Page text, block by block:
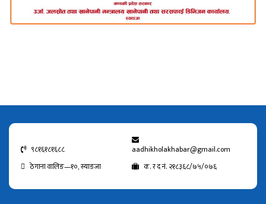
९८१६१८१६८८
aadhikholakhabar@gmail.com
ठेगाना वालिङ—१०, स्याङजा
क. र द नं. २१८३६८/७५/०७६